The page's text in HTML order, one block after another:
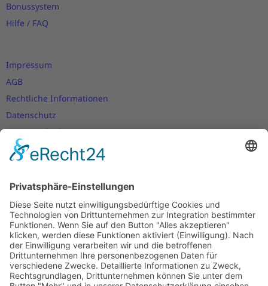
Bonussystem
Hilfe / FAQ
Impressum
AGB
Rechtliche Informationen
Datenschutz
Nutzungsbedingungen
Versand- und Zahlungsbedingungen
Cookie-Einstellungen
Newsletter
Verpassen Sie keine Neuigkeiten,
Angebote und Gutscheine!
Jetzt anmelden und10 EUR Gutscheinsichern!